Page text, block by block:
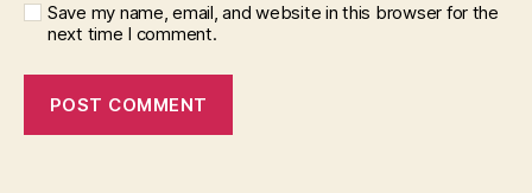
Save my name, email, and website in this browser for the
next time I comment.